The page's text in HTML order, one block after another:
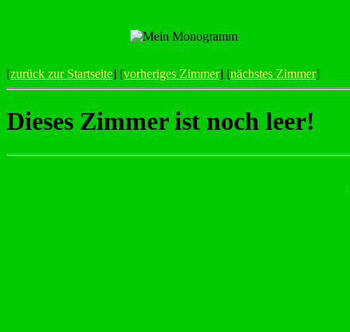
[zurück zur Startseite] [vorheriges Zimmer] [nächstes Zimmer]
Dieses Zimmer ist noch leer!